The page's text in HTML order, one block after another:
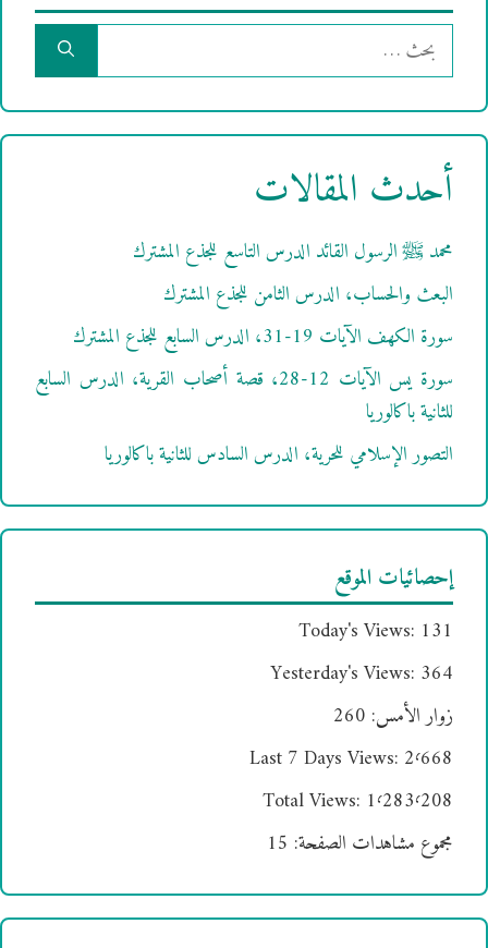
البحث
عن:
أحدث المقالات
محمد ﷺ الرسول القائد الدرس التاسع للجذع المشترك
البعث والحساب، الدرس الثامن للجذع المشترك
سورة الكهف الآيات 19-31، الدرس السابع للجذع المشترك
سورة يس الآيات 12-28، قصة أصحاب القرية، الدرس السابع
للثانية باكالوريا
التصور الإسلامي للحرية، الدرس السادس للثانية باكالوريا
إحصائيات الموقع
Today's Views: 131
Yesterday's Views: 364
زوار الأمس: 260
Last 7 Days Views: 2٬668
Total Views: 1٬283٬208
مجموع مشاهدات الصفحة: 15